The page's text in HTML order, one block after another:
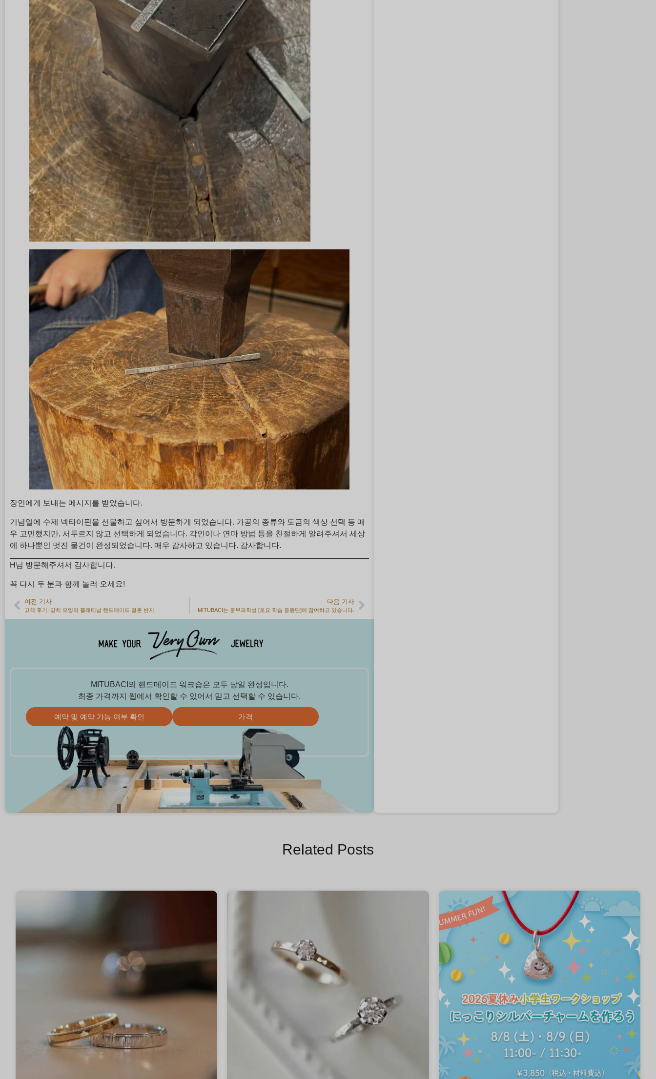
장인에게 보내는 메시지를 받았습니다.
기념일에 수제 넥타이핀을 선물하고 싶어서 방문하게 되었습니다. 가공의 종류와 도금의 색상 선택 등 매
우 고민했지만, 서두르지 않고 선택하게 되었습니다. 각인이나 연마 방법 등을 친절하게 알려주셔서 세상
에 하나뿐인 멋진 물건이 완성되었습니다. 매우 감사하고 있습니다. 감사합니다.
H님 방문해주셔서 감사합니다.
꼭 다시 두 분과 함께 놀러 오세요!
이전 기사
고객 후기: 망치 모양의 플래티넘 핸드메이드 결혼 반지
다음 기사
MITUBACI는 문부과학성 [토요 학습 응원단]에 참여하고 있습니다.
MITUBACI의 핸드메이드 워크숍은 모두 당일 완성입니다.
최종 가격까지 웹에서 확인할 수 있어서 믿고 선택할 수 있습니다.
예약 및 예약 가능 여부 확인 가격
Related Posts